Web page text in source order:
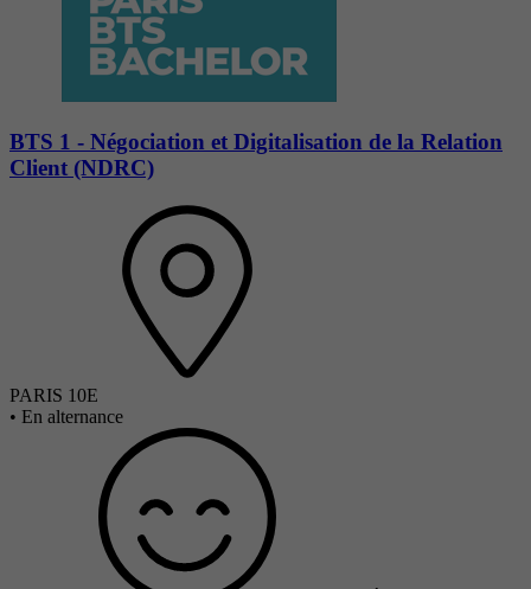
BTS 1 - Négociation et Digitalisation de la Relation
Client (NDRC)
PARIS 10E
• En alternance